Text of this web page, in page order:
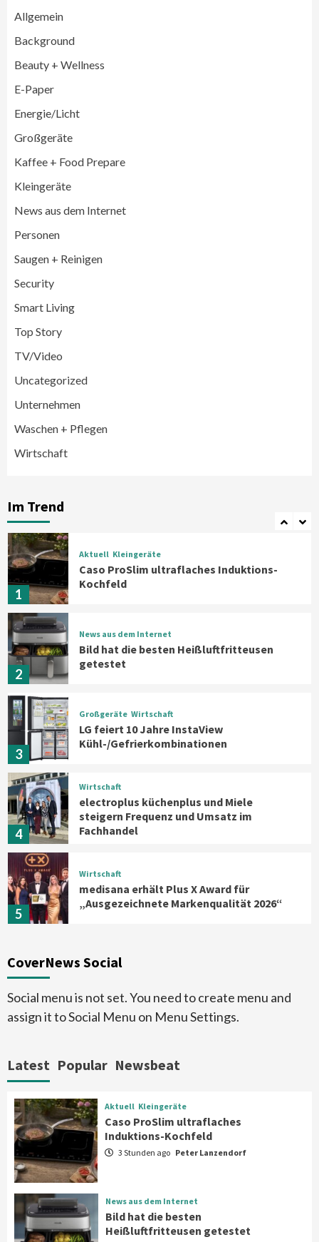
Allgemein
Background
Beauty + Wellness
E-Paper
Energie/Licht
Großgeräte
Kaffee + Food Prepare
Kleingeräte
News aus dem Internet
Personen
Saugen + Reinigen
Security
Smart Living
Top Story
TV/Video
Uncategorized
Unternehmen
Waschen + Pflegen
Wirtschaft
Im Trend
3
LG feiert 10 Jahre InstaView
steigern Frequenz und Umsatz im
5
6
Verbraucher setzen immer mehr auf
Klimageräte und Ventilatoren
7
1
Aktuell Kleingeräte
Caso ProSlim ultraflaches Induktions-
Kochfeld
2
News aus dem Internet
Bild hat die besten Heißluftfritteusen
getestet
3
Großgeräte Wirtschaft
LG feiert 10 Jahre InstaView
Kühl-/Gefrierkombinationen
4
Wirtschaft
electroplus küchenplus und Miele
steigern Frequenz und Umsatz im
Fachhandel
5
Wirtschaft
medisana erhält Plus X Award für
„Ausgezeichnete Markenqualität 2026“
6
Verbraucher setzen immer mehr auf
7
Angeboten
1
Aktuell Kleingeräte
Caso ProSlim ultraflaches Induktions-
Kochfeld
News aus dem Internet
Bild hat die besten Heißluftfritteusen
getestet
CoverNews Social
Social menu is not set. You need to create menu and
assign it to Social Menu on Menu Settings.
Latest Popular Newsbeat
Aktuell Kleingeräte
Caso ProSlim ultraflaches
Induktions-Kochfeld
3 Stunden ago Peter Lanzendorf
News aus dem Internet
Bild hat die besten
Heißluftfritteusen getestet